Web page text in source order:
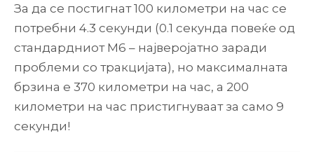
За да се постигнат 100 километри на час се
потребни 4.3 секунди (0.1 секунда повеќе од
стандардниот М6 – најверојатно заради
проблеми со тракцијата), но максималната
брзина е 370 километри на час, а 200
километри на час пристигнуваат за само 9
секунди!